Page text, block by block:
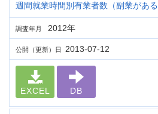
週間就業時間別有業者数（副業がある
調査年月 2012年
公開（更新）日 2013-07-12
EXCEL DB